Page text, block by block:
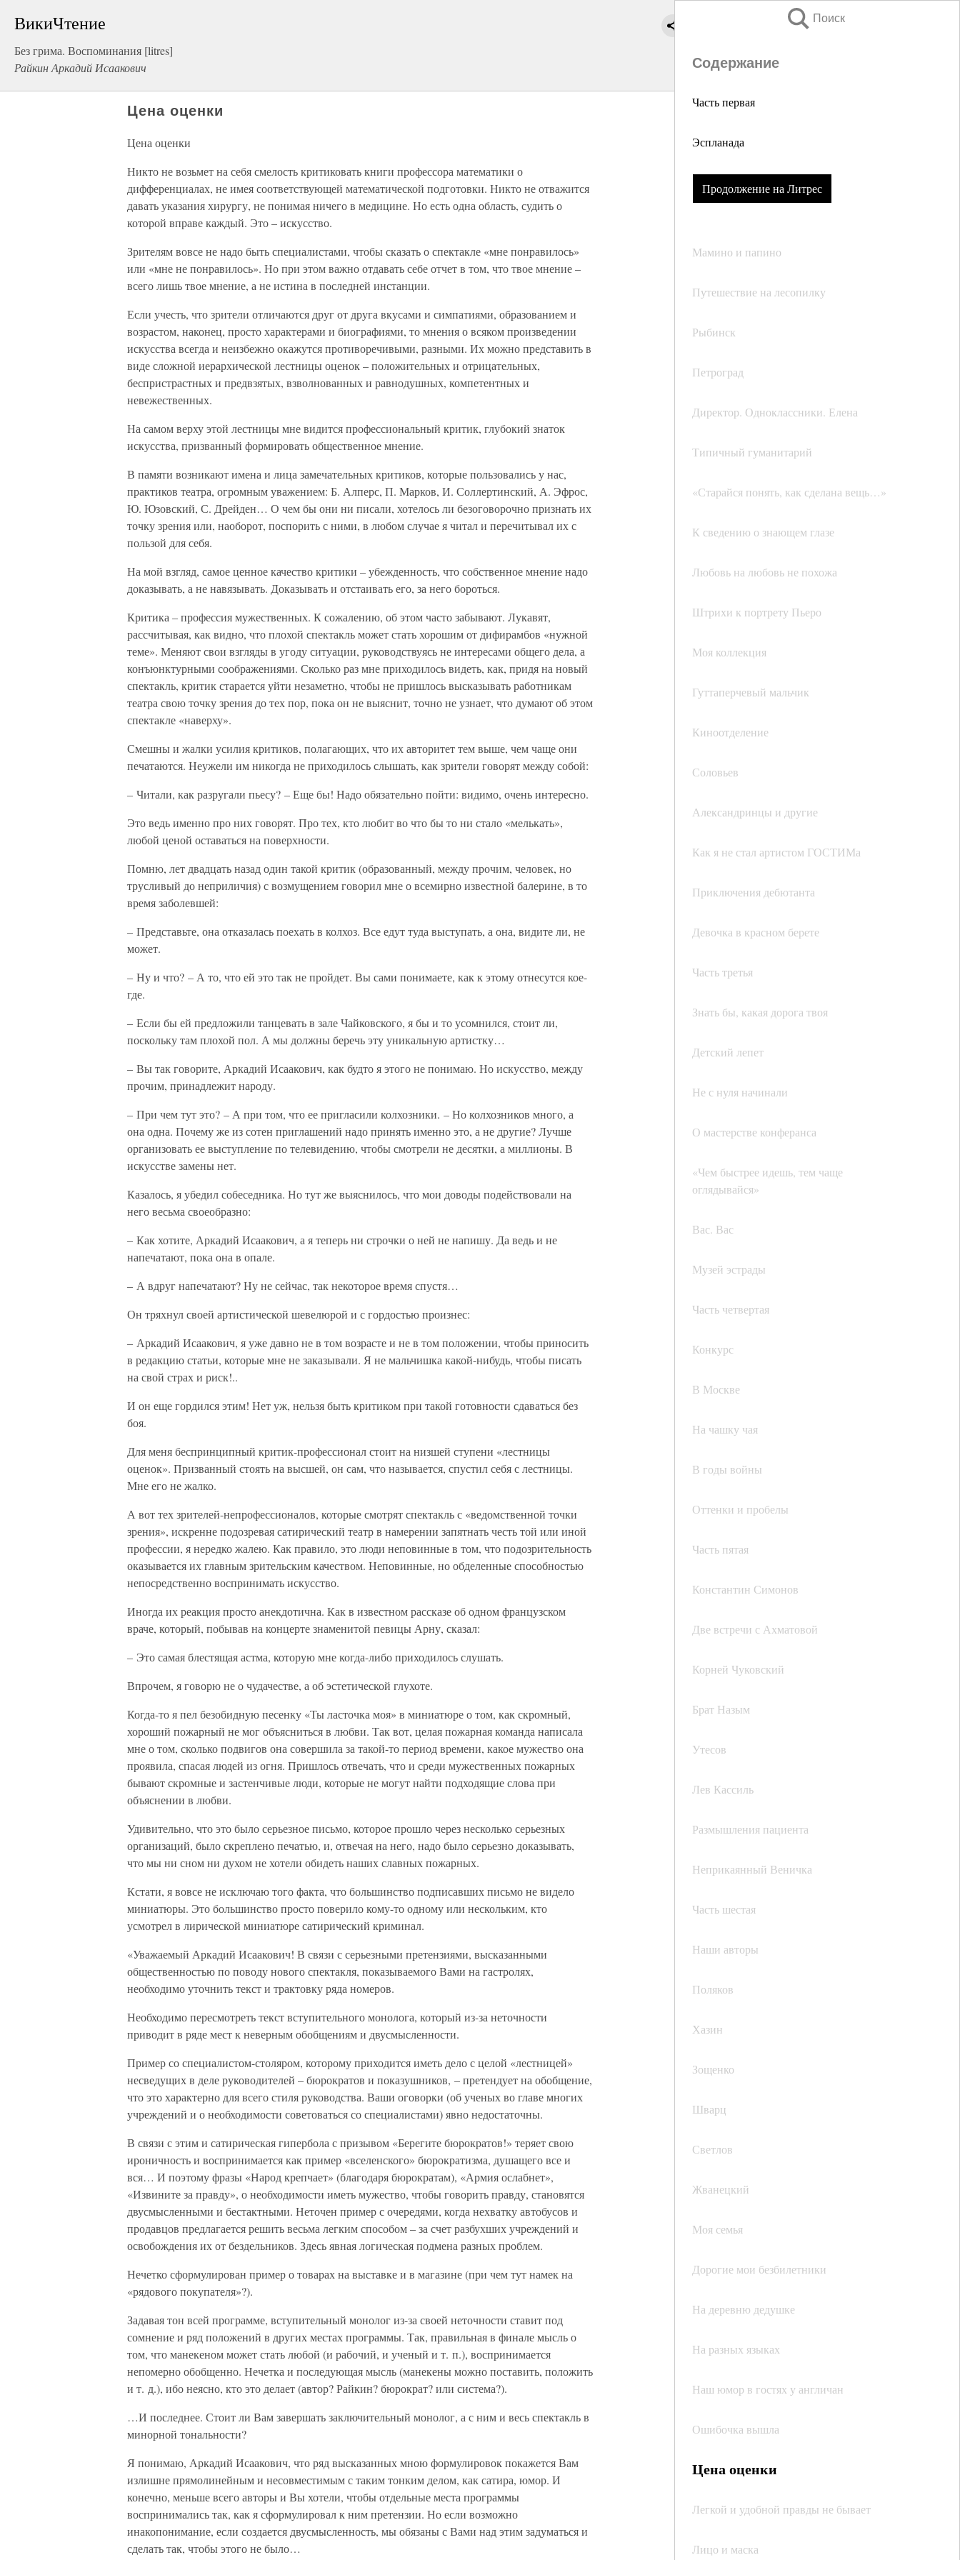
ВикиЧтение
Без грима. Воспоминания [litres]
Райкин Аркадий Исаакович
Поиск
Содержание
Часть первая
Эспланада
Продолжение на Литрес
Мамино и папино
Путешествие на лесопилку
Рыбинск
Петроград
Директор. Одноклассники. Елена
Типичный гуманитарий
«Старайся понять, как сделана вещь…»
К сведению о знающем глазе
Любовь на любовь не похожа
Штрихи к портрету Пьеро
Моя коллекция
Гуттаперчевый мальчик
Киноотделение
Соловьев
Александринцы и другие
Как я не стал артистом ГОСТИМа
Приключения дебютанта
Девочка в красном берете
Часть третья
Знать бы, какая дорога твоя
Детский лепет
Не с нуля начинали
О мастерстве конферанса
«Чем быстрее идешь, тем чаще
оглядывайся»
Вас. Вас
Музей эстрады
Часть четвертая
Конкурс
В Москве
На чашку чая
В годы войны
Оттенки и пробелы
Часть пятая
Константин Симонов
Две встречи с Ахматовой
Корней Чуковский
Брат Назым
Утесов
Лев Кассиль
Размышления пациента
Неприкаянный Веничка
Часть шестая
Наши авторы
Поляков
Хазин
Зощенко
Шварц
Светлов
Жванецкий
Моя семья
Дорогие мои безбилетники
На деревню дедушке
На разных языках
Наш юмор в гостях у англичан
Ошибочка вышла
Цена оценки
Легкой и удобной правды не бывает
Лицо и маска
Цена оценки
Цена оценки
Никто не возьмет на себя смелость критиковать книги профессора математики о
дифференциалах, не имея соответствующей математической подготовки. Никто не отважится
давать указания хирургу, не понимая ничего в медицине. Но есть одна область, судить о
которой вправе каждый. Это – искусство.
Зрителям вовсе не надо быть специалистами, чтобы сказать о спектакле «мне понравилось»
или «мне не понравилось». Но при этом важно отдавать себе отчет в том, что твое мнение –
всего лишь твое мнение, а не истина в последней инстанции.
Если учесть, что зрители отличаются друг от друга вкусами и симпатиями, образованием и
возрастом, наконец, просто характерами и биографиями, то мнения о всяком произведении
искусства всегда и неизбежно окажутся противоречивыми, разными. Их можно представить в
виде сложной иерархической лестницы оценок – положительных и отрицательных,
беспристрастных и предвзятых, взволнованных и равнодушных, компетентных и
невежественных.
На самом верху этой лестницы мне видится профессиональный критик, глубокий знаток
искусства, призванный формировать общественное мнение.
В памяти возникают имена и лица замечательных критиков, которые пользовались у нас,
практиков театра, огромным уважением: Б. Алперс, П. Марков, И. Соллертинский, А. Эфрос,
Ю. Юзовский, С. Дрейден… О чем бы они ни писали, хотелось ли безоговорочно признать их
точку зрения или, наоборот, поспорить с ними, в любом случае я читал и перечитывал их с
пользой для себя.
На мой взгляд, самое ценное качество критики – убежденность, что собственное мнение надо
доказывать, а не навязывать. Доказывать и отстаивать его, за него бороться.
Критика – профессия мужественных. К сожалению, об этом часто забывают. Лукавят,
рассчитывая, как видно, что плохой спектакль может стать хорошим от дифирамбов «нужной
теме». Меняют свои взгляды в угоду ситуации, руководствуясь не интересами общего дела, а
конъюнктурными соображениями. Сколько раз мне приходилось видеть, как, придя на новый
спектакль, критик старается уйти незаметно, чтобы не пришлось высказывать работникам
театра свою точку зрения до тех пор, пока он не выяснит, точно не узнает, что думают об этом
спектакле «наверху».
Смешны и жалки усилия критиков, полагающих, что их авторитет тем выше, чем чаще они
печатаются. Неужели им никогда не приходилось слышать, как зрители говорят между собой:
– Читали, как разругали пьесу? – Еще бы! Надо обязательно пойти: видимо, очень интересно.
Это ведь именно про них говорят. Про тех, кто любит во что бы то ни стало «мелькать»,
любой ценой оставаться на поверхности.
Помню, лет двадцать назад один такой критик (образованный, между прочим, человек, но
трусливый до неприличия) с возмущением говорил мне о всемирно известной балерине, в то
время заболевшей:
– Представьте, она отказалась поехать в колхоз. Все едут туда выступать, а она, видите ли, не
может.
– Ну и что? – А то, что ей это так не пройдет. Вы сами понимаете, как к этому отнесутся кое-
где.
– Если бы ей предложили танцевать в зале Чайковского, я бы и то усомнился, стоит ли,
поскольку там плохой пол. А мы должны беречь эту уникальную артистку…
– Вы так говорите, Аркадий Исаакович, как будто я этого не понимаю. Но искусство, между
прочим, принадлежит народу.
– При чем тут это? – А при том, что ее пригласили колхозники. – Но колхозников много, а
она одна. Почему же из сотен приглашений надо принять именно это, а не другие? Лучше
организовать ее выступление по телевидению, чтобы смотрели не десятки, а миллионы. В
искусстве замены нет.
Казалось, я убедил собеседника. Но тут же выяснилось, что мои доводы подействовали на
него весьма своеобразно:
– Как хотите, Аркадий Исаакович, а я теперь ни строчки о ней не напишу. Да ведь и не
напечатают, пока она в опале.
– А вдруг напечатают? Ну не сейчас, так некоторое время спустя…
Он тряхнул своей артистической шевелюрой и с гордостью произнес:
– Аркадий Исаакович, я уже давно не в том возрасте и не в том положении, чтобы приносить
в редакцию статьи, которые мне не заказывали. Я не мальчишка какой-нибудь, чтобы писать
на свой страх и риск!..
И он еще гордился этим! Нет уж, нельзя быть критиком при такой готовности сдаваться без
боя.
Для меня беспринципный критик-профессионал стоит на низшей ступени «лестницы
оценок». Призванный стоять на высшей, он сам, что называется, спустил себя с лестницы.
Мне его не жалко.
А вот тех зрителей-непрофессионалов, которые смотрят спектакль с «ведомственной точки
зрения», искренне подозревая сатирический театр в намерении запятнать честь той или иной
профессии, я нередко жалею. Как правило, это люди неповинные в том, что подозрительность
оказывается их главным зрительским качеством. Неповинные, но обделенные способностью
непосредственно воспринимать искусство.
Иногда их реакция просто анекдотична. Как в известном рассказе об одном французском
враче, который, побывав на концерте знаменитой певицы Арну, сказал:
– Это самая блестящая астма, которую мне когда-либо приходилось слушать.
Впрочем, я говорю не о чудачестве, а об эстетической глухоте.
Когда-то я пел безобидную песенку «Ты ласточка моя» в миниатюре о том, как скромный,
хороший пожарный не мог объясниться в любви. Так вот, целая пожарная команда написала
мне о том, сколько подвигов она совершила за такой-то период времени, какое мужество она
проявила, спасая людей из огня. Пришлось отвечать, что и среди мужественных пожарных
бывают скромные и застенчивые люди, которые не могут найти подходящие слова при
объяснении в любви.
Удивительно, что это было серьезное письмо, которое прошло через несколько серьезных
организаций, было скреплено печатью, и, отвечая на него, надо было серьезно доказывать,
что мы ни сном ни духом не хотели обидеть наших славных пожарных.
Кстати, я вовсе не исключаю того факта, что большинство подписавших письмо не видело
миниатюры. Это большинство просто поверило кому-то одному или нескольким, кто
усмотрел в лирической миниатюре сатирический криминал.
«Уважаемый Аркадий Исаакович! В связи с серьезными претензиями, высказанными
общественностью по поводу нового спектакля, показываемого Вами на гастролях,
необходимо уточнить текст и трактовку ряда номеров.
Необходимо пересмотреть текст вступительного монолога, который из-за неточности
приводит в ряде мест к неверным обобщениям и двусмысленности.
Пример со специалистом-столяром, которому приходится иметь дело с целой «лестницей»
несведущих в деле руководителей – бюрократов и показушников, – претендует на обобщение,
что это характерно для всего стиля руководства. Ваши оговорки (об ученых во главе многих
учреждений и о необходимости советоваться со специалистами) явно недостаточны.
В связи с этим и сатирическая гипербола с призывом «Берегите бюрократов!» теряет свою
ироничность и воспринимается как пример «вселенского» бюрократизма, душащего все и
вся… И поэтому фразы «Народ крепчает» (благодаря бюрократам), «Армия ослабнет»,
«Извините за правду», о необходимости иметь мужество, чтобы говорить правду, становятся
двусмысленными и бестактными. Неточен пример с очередями, когда нехватку автобусов и
продавцов предлагается решить весьма легким способом – за счет разбухших учреждений и
освобождения их от бездельников. Здесь явная логическая подмена разных проблем.
Нечетко сформулирован пример о товарах на выставке и в магазине (при чем тут намек на
«рядового покупателя»?).
Задавая тон всей программе, вступительный монолог из-за своей неточности ставит под
сомнение и ряд положений в других местах программы. Так, правильная в финале мысль о
том, что манекеном может стать любой (и рабочий, и ученый и т. п.), воспринимается
непомерно обобщенно. Нечетка и последующая мысль (манекены можно поставить, положить
и т. д.), ибо неясно, кто это делает (автор? Райкин? бюрократ? или система?).
…И последнее. Стоит ли Вам завершать заключительный монолог, а с ним и весь спектакль в
минорной тональности?
Я понимаю, Аркадий Исаакович, что ряд высказанных мною формулировок покажется Вам
излишне прямолинейным и несовместимым с таким тонким делом, как сатира, юмор. И
конечно, меньше всего авторы и Вы хотели, чтобы отдельные места программы
воспринимались так, как я сформулировал к ним претензии. Но если возможно
инакопонимание, если создается двусмысленность, мы обязаны с Вами над этим задуматься и
сделать так, чтобы этого не было…